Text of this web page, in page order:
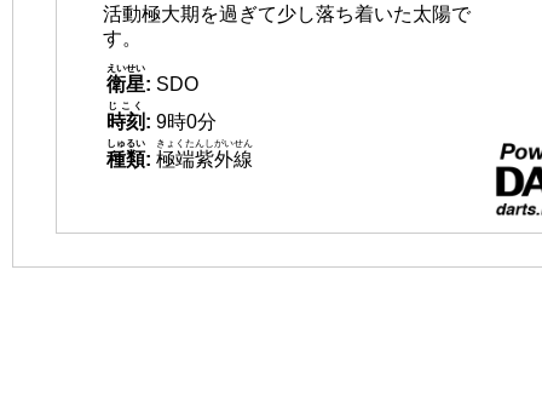
活動極大期を過ぎて少し落ち着いた太陽で
す。
衛星
えいせい
: SDO
時刻
じこく
: 9時0分
種類
しゅるい
: 極端紫外線
きょくたんしがいせん